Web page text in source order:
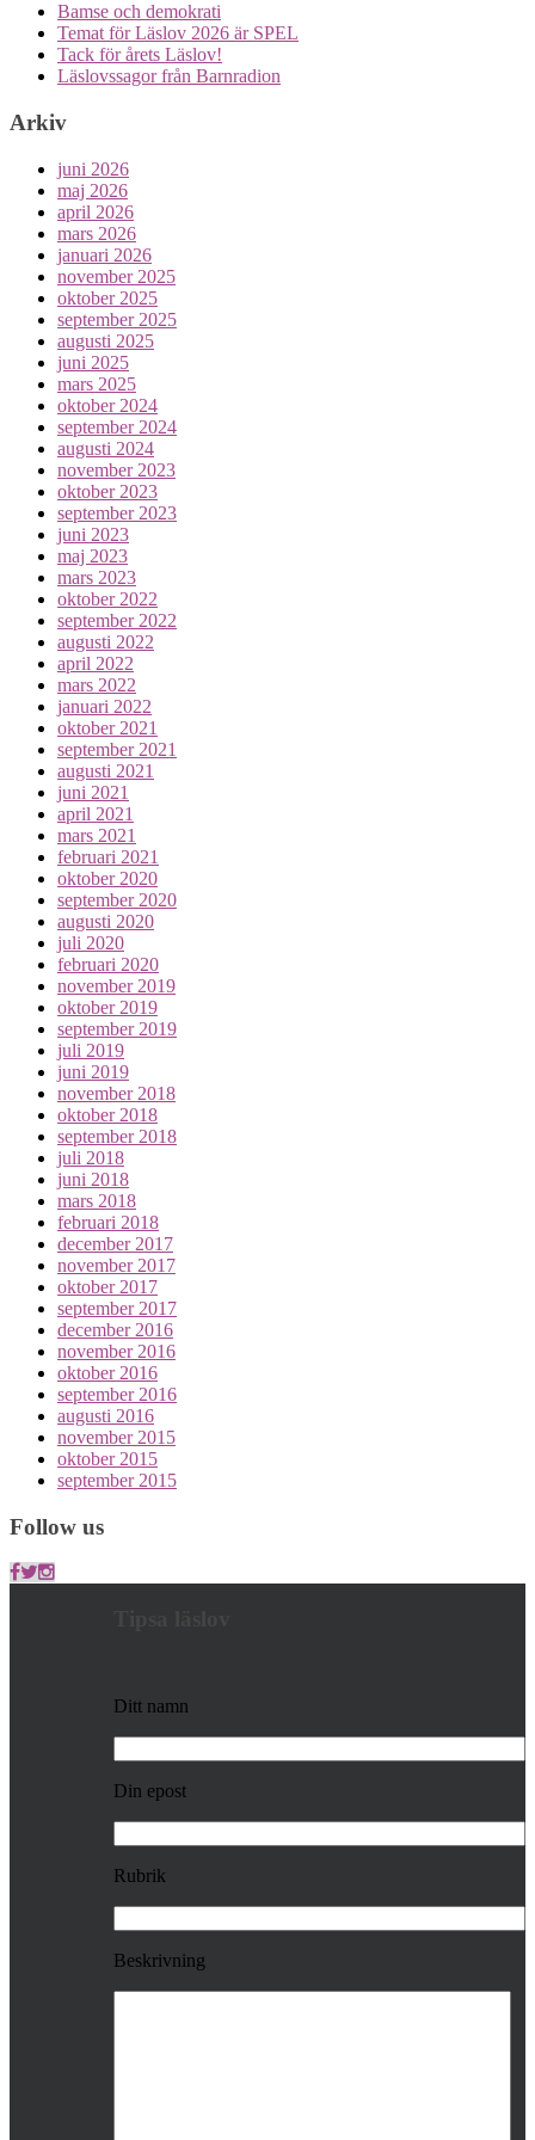
Bamse och demokrati
Temat för Läslov 2026 är SPEL
Tack för årets Läslov!
Läslovssagor från Barnradion
Arkiv
juni 2026
maj 2026
april 2026
mars 2026
januari 2026
november 2025
oktober 2025
september 2025
augusti 2025
juni 2025
mars 2025
oktober 2024
september 2024
augusti 2024
november 2023
oktober 2023
september 2023
juni 2023
maj 2023
mars 2023
oktober 2022
september 2022
augusti 2022
april 2022
mars 2022
januari 2022
oktober 2021
september 2021
augusti 2021
juni 2021
april 2021
mars 2021
februari 2021
oktober 2020
september 2020
augusti 2020
juli 2020
februari 2020
november 2019
oktober 2019
september 2019
juli 2019
juni 2019
november 2018
oktober 2018
september 2018
juli 2018
juni 2018
mars 2018
februari 2018
december 2017
november 2017
oktober 2017
september 2017
december 2016
november 2016
oktober 2016
september 2016
augusti 2016
november 2015
oktober 2015
september 2015
Follow us
Ditt namn
Din epost
Rubrik
Beskrivning